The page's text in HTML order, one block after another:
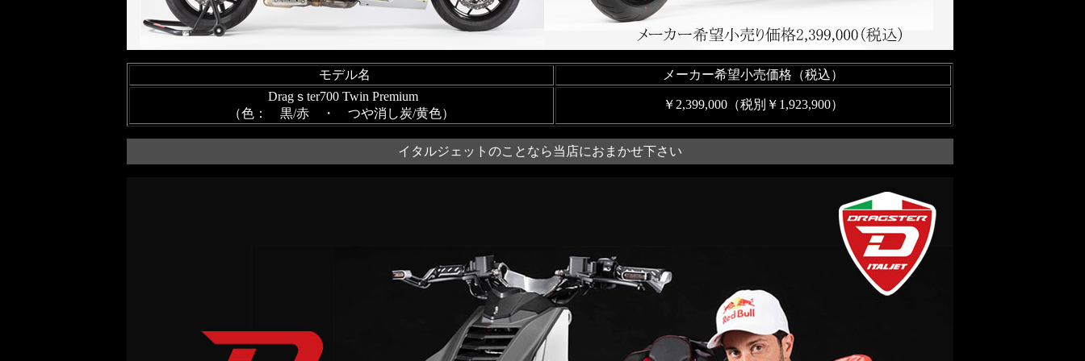
モデル名
メーカー希望小売価格（税込）
Dragｓter700 Twin Premium
（色： 黒/赤 ・ つや消し炭/黄色）
￥2,399,000（税別￥1,923,900）
イタルジェットのことなら当店におまかせ下さい